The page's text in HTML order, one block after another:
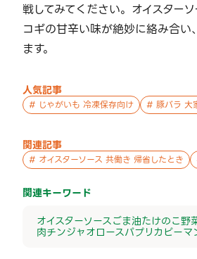
戦してみてください。オイスター
コギの甘辛い味が絶妙に絡み合い
ます。
人気記事
# じゃがいも 冷凍保存向け # 豚バラ 大
関連記事
# オイスターソース 共働き 帰省したとき
関連キーワード
オイスターソースごま油たけのこ野
肉チンジャオロースパプリカピーマ